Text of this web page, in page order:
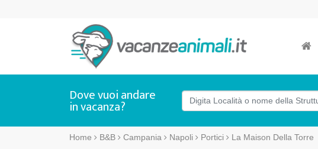
Dove vuoi andare
in vacanza?
Home B&B Campania Napoli Portici La Maison Della Torre